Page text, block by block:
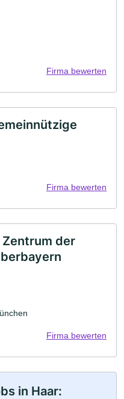
Firma bewerten
Firma bewerten
der
Firma bewerten
in Haar: